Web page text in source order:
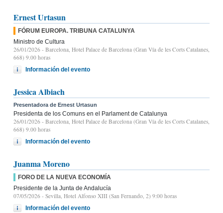
Ernest Urtasun
FÓRUM EUROPA. TRIBUNA CATALUNYA
Ministro de Cultura
26/01/2026 - Barcelona, Hotel Palace de Barcelona (Gran Vía de les Corts Catalanes,
668) 9.00 horas
Información del evento
Jessica Albiach
Presentadora de Ernest Urtasun
Presidenta de los Comuns en el Parlament de Catalunya
26/01/2026 - Barcelona, Hotel Palace de Barcelona (Gran Vía de les Corts Catalanes,
668) 9.00 horas
Información del evento
Juanma Moreno
FORO DE LA NUEVA ECONOMÍA
Presidente de la Junta de Andalucía
07/05/2026 - Sevilla, Hotel Alfonso XIII (San Fernando, 2) 9:00 horas
Información del evento